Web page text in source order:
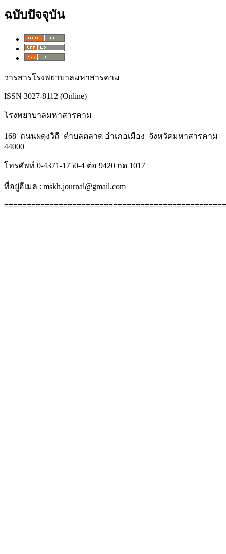
ฉบับปัจจุบัน
วารสารโรงพยาบาลมหาสารคาม
ISSN 3027-8112 (Online)
โรงพยาบาลมหาสารคาม
168 ถนนผดุงวิถี ตำบลตลาด อำเภอเมือง จังหวัดมหาสารคาม
44000
โทรศัพท์ 0-4371-1750-4 ต่อ 9420 กด 1017
ที่อยู่อีเมล : mskh.journal@gmail.com